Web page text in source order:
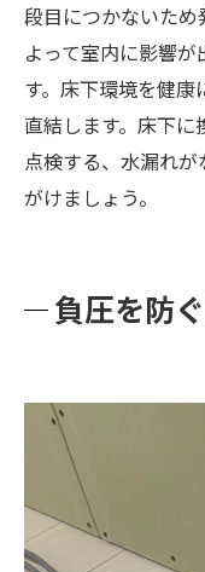
段目につかないた
よって室内に影響
す。床下環境を健
直結します。床下
点検する、水漏れ
がけましょう。
負圧を防